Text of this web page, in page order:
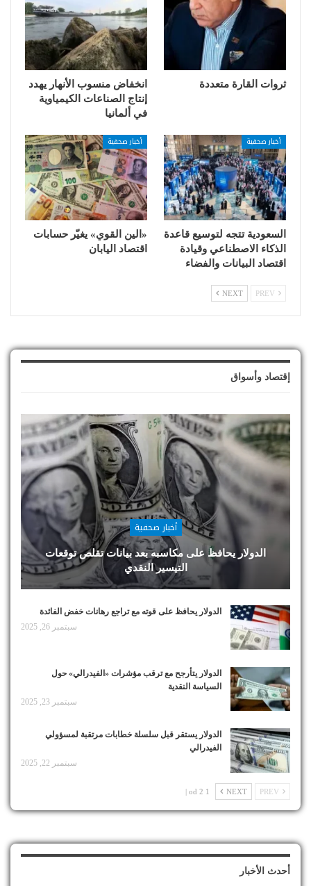
ثروات القارة متعددة
انخفاض منسوب الأنهار يهدد
إنتاج الصناعات الكيمياوية
في ألمانيا
أخبار صحفية
السعودية تتجه لتوسيع قاعدة
الذكاء الاصطناعي وقيادة
اقتصاد البيانات والفضاء
أخبار صحفية
«الين القوي» يغيّر حسابات
اقتصاد اليابان
NEXT
إقتصاد وأسواق
أخبار صحفية
الدولار يحافظ على مكاسبه بعد بيانات تقلص توقعات
التيسير النقدي
الدولار يحافظ على قوته مع تراجع رهانات خفض الفائدة
سبتمبر 26, 2025
الدولار يتأرجح مع ترقب مؤشرات «الفيدرالي» حول
السياسة النقدية
سبتمبر 23, 2025
الدولار يستقر قبل سلسلة خطابات مرتقبة لمسؤولي
الفيدرالي
سبتمبر 22, 2025
NEXT
1 od 2 |
أحدث الأخبار